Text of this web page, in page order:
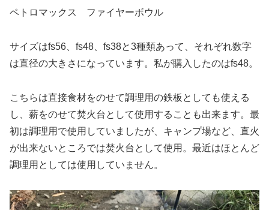
ペトロマックス ファイヤーボウル
サイズはfs56、fs48、fs38と3種類あって、それぞれ数字
は直径の大きさになっています。私が購入したのはfs48。
こちらは直接食材をのせて調理用の鉄板としても使える
し、薪をのせて焚火台として使用することも出来ます。最
初は調理用で使用していましたが、キャンプ場など、直火
が出来ないところでは焚火台として使用。最近はほとんど
調理用としては使用していません。